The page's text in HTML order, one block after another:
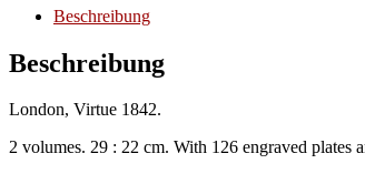
Ports,
Watering-
Places,
Coast
of
Beschreibung
Beschreibung
London, Virtue 1842.
2 volumes. 29 : 22 cm. With 126 engraved